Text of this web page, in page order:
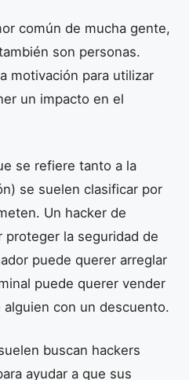
común de mucha gente,
son personas.
motivación para utilizar
un impacto en el
se refiere tanto a la
se suelen clasificar por
Un hacker de
proteger la seguridad de
puede querer arreglar
puede querer vender
con un descuento.
buscan hackers
ayudar a que sus